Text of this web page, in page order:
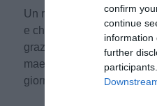
confirm
continue
information
further
Un risultato d’eccellenza
e che l’azienda, guidata
grazie a un reparto di
maestranze qualificate,
giorno.